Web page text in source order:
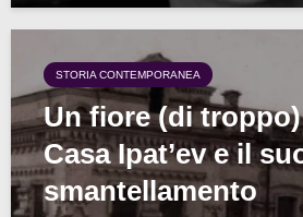
STORIA CONTEMPORANEA
Un fiore (di
Casa Ipat’ev e il
smantellamento